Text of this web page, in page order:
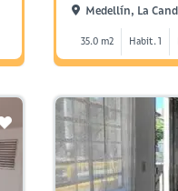
Medellín, La
35.0 m2 Habit. 1